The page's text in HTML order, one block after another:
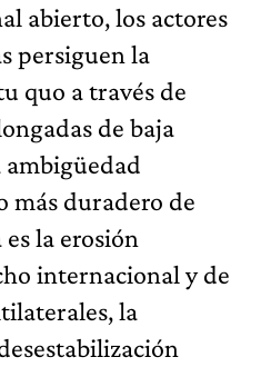
abierto, los actores
persiguen la
quo a través de
de baja
más duradero de
la erosión
internacional y de
la